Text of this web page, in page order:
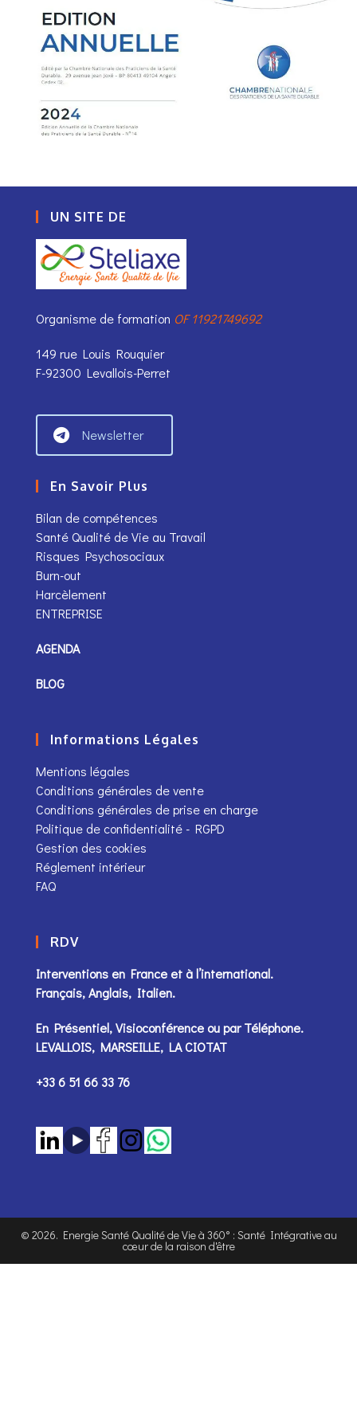
UN SITE DE
Organisme de formation OF 11921749692
149 rue Louis Rouquier
F-92300 Levallois-Perret
Newsletter
En Savoir Plus
Bilan de compétences
Santé Qualité de Vie au Travail
Risques Psychosociaux
Burn-out
Harcèlement
ENTREPRISE
AGENDA
BLOG
Informations Légales
Mentions légales
Conditions générales de vente
Conditions générales de prise en charge
Politique de confidentialité - RGPD
Gestion des cookies
Réglement intérieur
FAQ
RDV
Interventions en France et à l’international.
Français, Anglais, Italien.
En Présentiel, Visioconférence ou parTéléphone.
LEVALLOIS, MARSEILLE, LA CIOTAT
+33 6 51 66 33 76
© 2026. Energie Santé Qualité de Vie à 360° : Santé Intégrative au
cœur de la raison d'être